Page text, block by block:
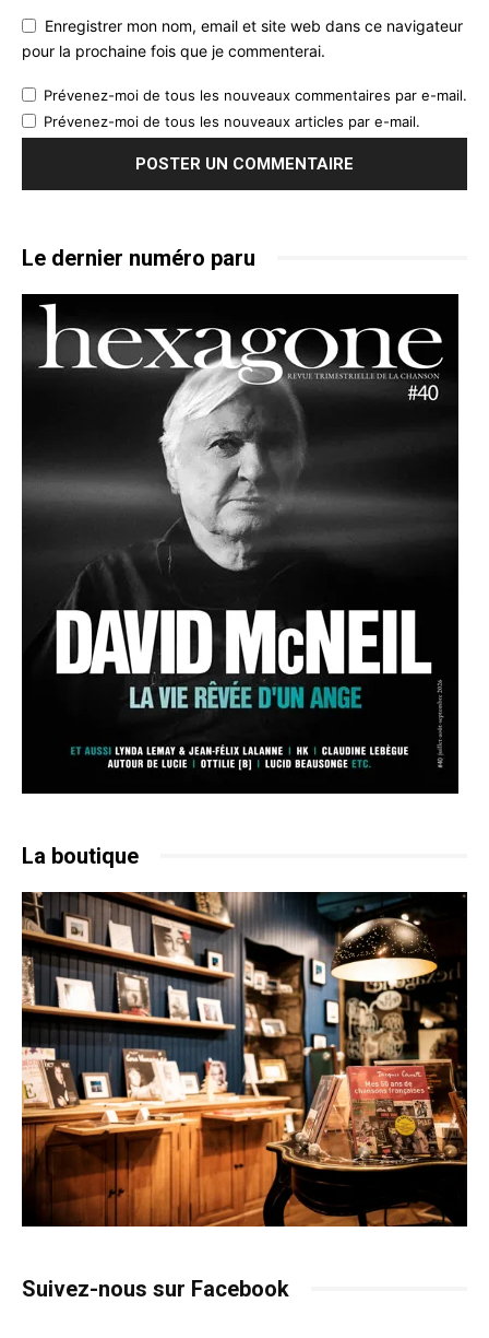
Enregistrer mon nom, email et site web dans ce navigateur
pour la prochaine fois que je commenterai.
Prévenez-moi de tous les nouveaux commentaires par e-mail.
Prévenez-moi de tous les nouveaux articles par e-mail.
Le dernier numéro paru
La boutique
Suivez-nous sur Facebook